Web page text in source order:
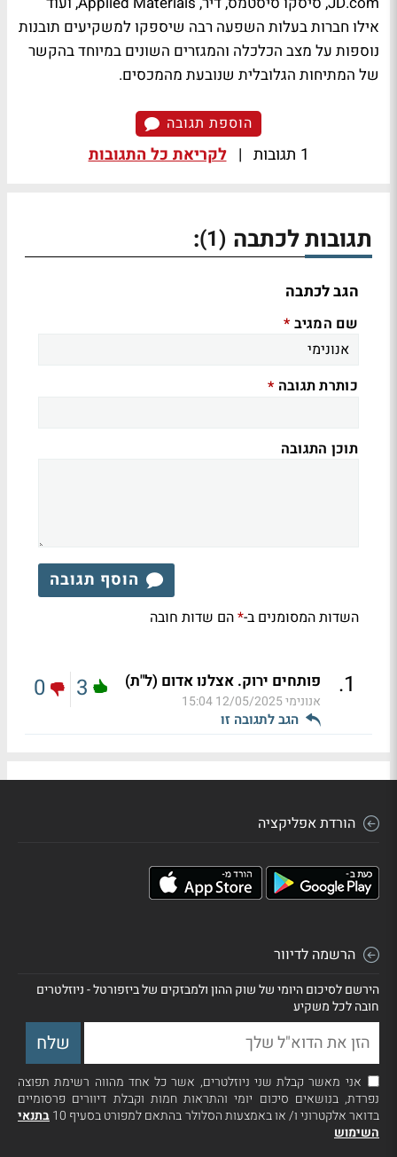
אילו חברות בעלות השפעה רבה שיספקו למשקיעים תובנות
נוספות על מצב הכלכלה והמגזרים השונים במיוחד בהקשר
של המתיחות הגלובלית שנובעת מהמכסים.
הוספת תגובה
1 תגובות | לקריאת כל התגובות
תגובות לכתבה (1)
:
הגב לכתבה
שם המגיב *
כותרת תגובה *
תוכן התגובה
הוסף תגובה
השדות המסומנים ב-*הם שדות חובה
1
. פותחים ירוק. אצלנו אדום (ל"ת)
אנונימי12/05/2025 15:04
הגב לתגובה זו
3
0
הורדת אפליקציה
הרשמה לדיוור
הירשם לסיכום היומי של שוק ההון ולמבזקים של ביזפורטל - ניוזלטרים
חובה לכל משקיע
אני מאשר קבלת שני ניוזלטרים, אשר כל אחד מהווה רשימת תפוצה
נפרדת, בנושאים סיכום יומי והתראות חמות וקבלת דיוורים פרסומיים
בדואר אלקטרוני ו/ או באמצעות הסלולר בהתאם למפורט בסעיף 10
בתנאי
השימוש